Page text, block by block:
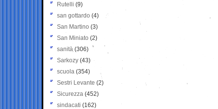
Rutelli (9)
san gottardo (4)
San Martino (3)
San Miniato (2)
sanità (306)
Sarkozy (43)
scuola (354)
Sestri Levante (2)
Sicurezza (452)
sindacati (162)